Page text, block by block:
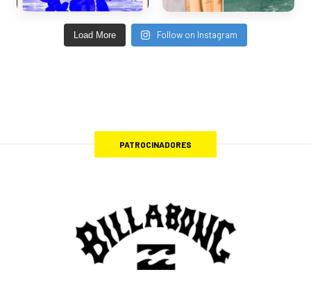
Load More Follow on Instagram
PATROCINADORES